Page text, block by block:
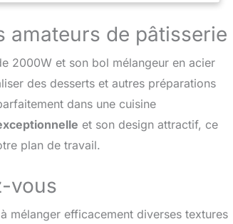
un batteur plat et un fouet. Le
convient par exemple pour la salade ou
exemple. 𝗔𝗖𝗖𝗘𝗦𝗦𝗢𝗜𝗥𝗘𝗦
en silicone pratique est incluse,
pâte du bol à mélanger. Un séparateur
facilement le jaune d'œuf du
𝗟) : le robot pâtissier est livré avec
inoxydable de 6,2 L. Cela vous
de remplissage est monté au-
appareil de cuisine restent propres
amateurs de pâtisserie
2000W et son bol mélangeur en acier
des desserts et autres préparations
dans une cuisine
et son design attractif, ce
plan de travail.
vous
mélanger efficacement diverses textures